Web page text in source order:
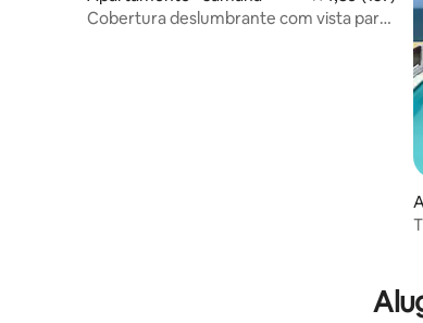
Cobertura deslumbrante com vista para